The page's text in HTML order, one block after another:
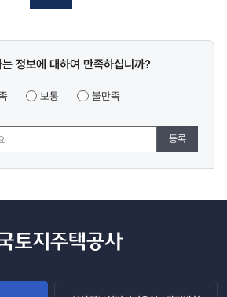
정보에 대하여 만족하십니까?
보통
불만족
등록